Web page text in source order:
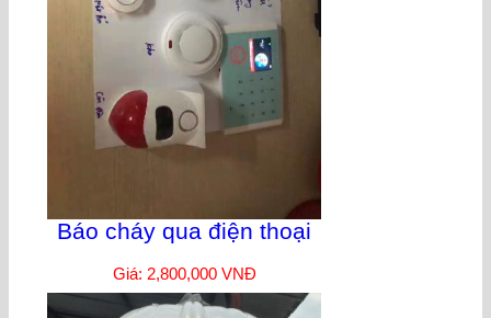
Báo cháy qua điện thoại
Giá: 2,800,000 VNĐ